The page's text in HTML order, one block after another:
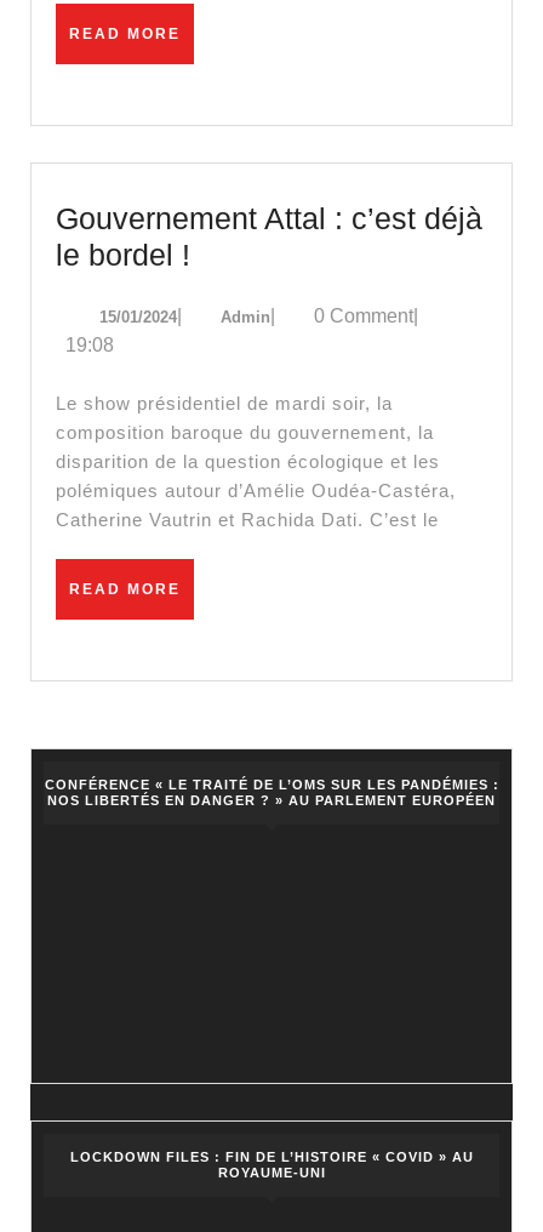
READ MORE
Gouvernement Attal : c’est déjà
le bordel !
déjà
le
bordel
!
15/01/202415/01/2024
AdminAdmin0 Comment
19:08
Le show présidentiel de mardi soir, la
composition baroque du gouvernement, la
disparition de la question écologique et les
polémiques autour d’Amélie Oudéa-Castéra,
Catherine Vautrin et Rachida Dati. C’est le
READ MORE
CONFÉRENCE « LE TRAITÉ DE L’OMS SUR LES PANDÉMIES :
NOS LIBERTÉS EN DANGER ? » AU PARLEMENT EUROPÉEN
LOCKDOWN FILES : FIN DE L’HISTOIRE « COVID » AU
ROYAUME-UNI